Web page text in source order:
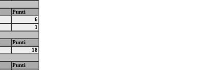
Punti
6
1
Punti
18
Punti